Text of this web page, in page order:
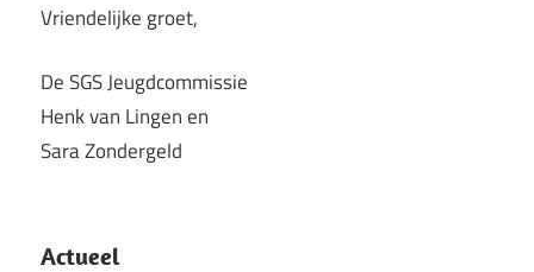
Vriendelijke groet,
De SGS Jeugdcommissie
Henk van Lingen en
Sara Zondergeld
Actueel